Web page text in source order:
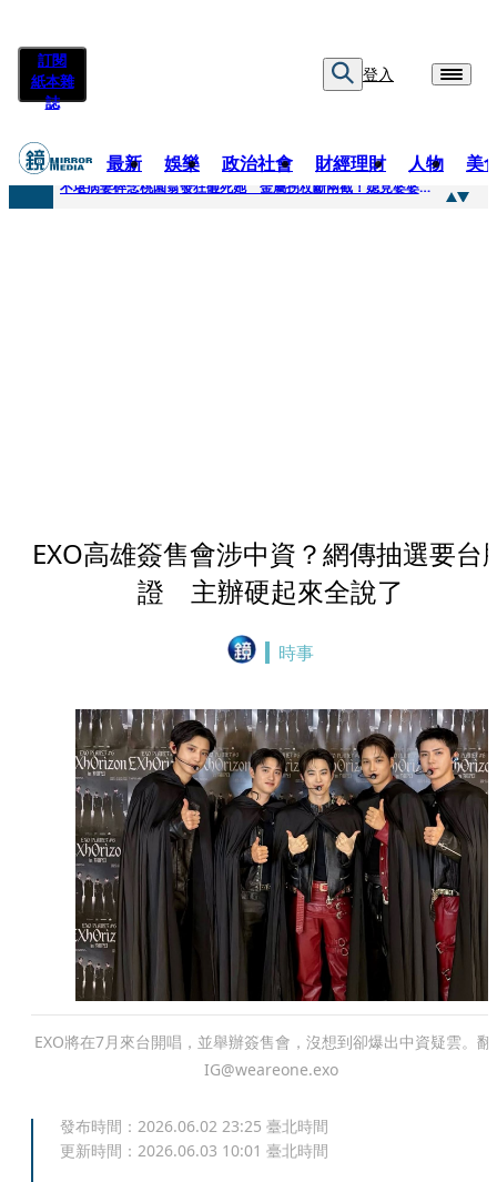
訂閱
紙本雜
誌
登入
最新 娛樂 政治社會 財經理財 人物 美
快訊
不堪病妻碎念桃園翁發狂砸死她 金屬拐杖斷兩截！媳見婆婆屍右臉全爛
EXO高雄簽售會涉中資？網傳抽選要台
證 主辦硬起來全說了
時事
EXO將在7月來台開唱，並舉辦簽售會，沒想到卻爆出中資疑雲。翻
IG@weareone.exo
發布時間： 2026.06.02 23:25 臺北時間
更新時間： 2026.06.03 10:01 臺北時間